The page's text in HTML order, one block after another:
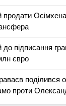
продати
підписання
євро
поділився
проти